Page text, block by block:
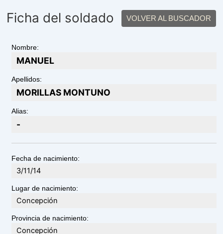
Ficha del soldado VOLVER AL BUSCADOR
Nombre:
MANUEL
Apellidos:
MORILLAS MONTUNO
Alias:
-
Fecha de nacimiento:
3/11/14
Lugar de nacimiento:
Concepción
Provincia de nacimiento:
Concepción